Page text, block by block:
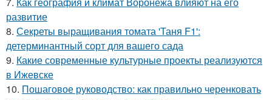
развитие
8. Секреты выращивания томата 'Таня F1':
детерминантный сорт для вашего сада
9. Какие современные культурные проекты реализуются
в Ижевске
10. Пошаговое руководство: как правильно черенковать